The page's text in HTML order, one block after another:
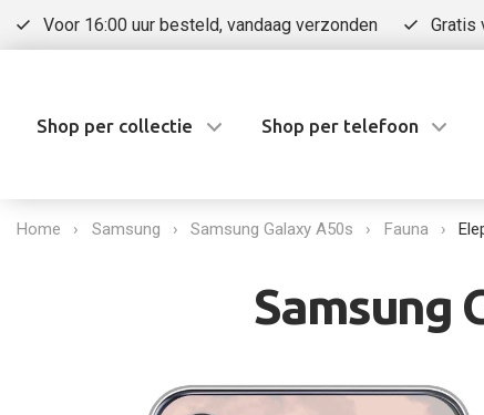
Voor 16:00 uur besteld, vandaag verzonden Gratis
Shop per collectie Shop per telefoon
Home Samsung Samsung Galaxy A50s Fauna
Samsung